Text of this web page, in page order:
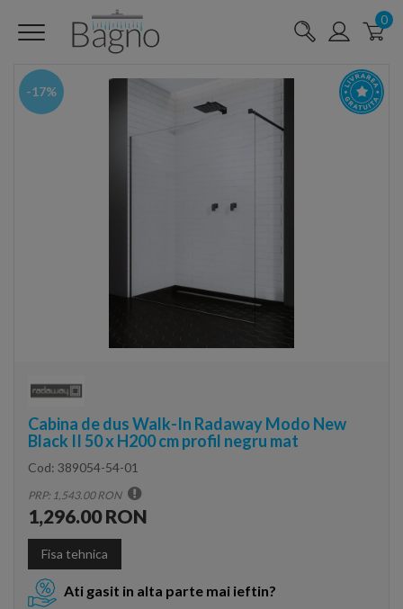
0
-17%
Cabina de dus Walk-In Radaway Modo New
Black II 50 x H200 cm profil negru mat
Cod: 389054-54-01
PRP: 1,543.00 RON
1,296.00 RON
Fisa tehnica
Ati gasit in alta parte mai ieftin?